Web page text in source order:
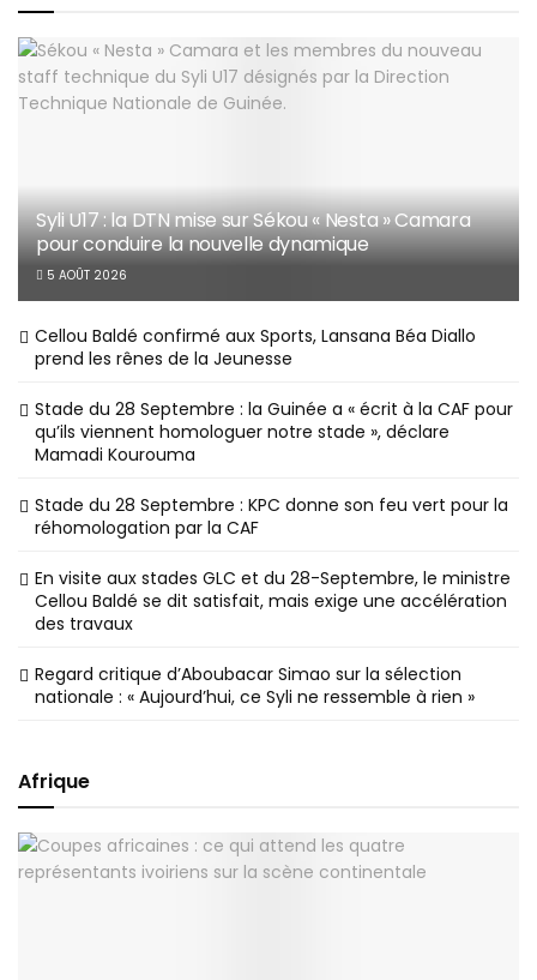
Syli U17 : la DTN mise sur Sékou « Nesta » Camara
pour conduire la nouvelle dynamique
5 AOÛT 2026
Cellou Baldé confirmé aux Sports, Lansana Béa Diallo
prend les rênes de la Jeunesse
Stade du 28 Septembre : la Guinée a « écrit à la CAF pour
qu’ils viennent homologuer notre stade », déclare
Mamadi Kourouma
Stade du 28 Septembre : KPC donne son feu vert pour la
réhomologation par la CAF
En visite aux stades GLC et du 28-Septembre, le ministre
Cellou Baldé se dit satisfait, mais exige une accélération
des travaux
Regard critique d’Aboubacar Simao sur la sélection
nationale : « Aujourd’hui, ce Syli ne ressemble à rien »
Afrique